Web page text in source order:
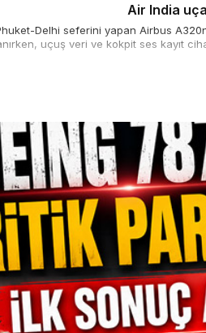
Air India
Delhi seferini yapan Airbus
uçuş veri ve kokpit ses kayıt